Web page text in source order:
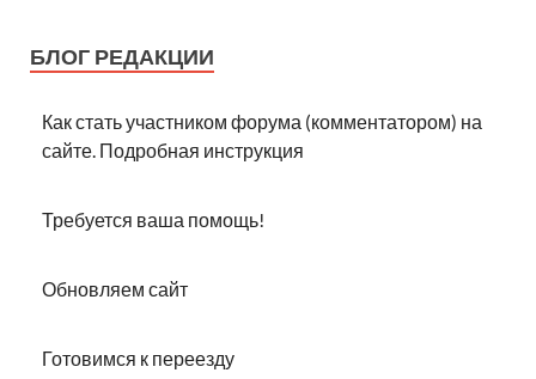
БЛОГ РЕДАКЦИИ
Как стать участником форума (комментатором) на
сайте. Подробная инструкция
Требуется ваша помощь!
Обновляем сайт
Готовимся к переезду